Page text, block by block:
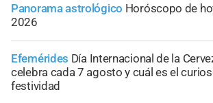
Panorama astrológico Horóscopo de
2026
Efemérides Día Internacional de la
celebra cada 7 agosto y cuál es el
festividad